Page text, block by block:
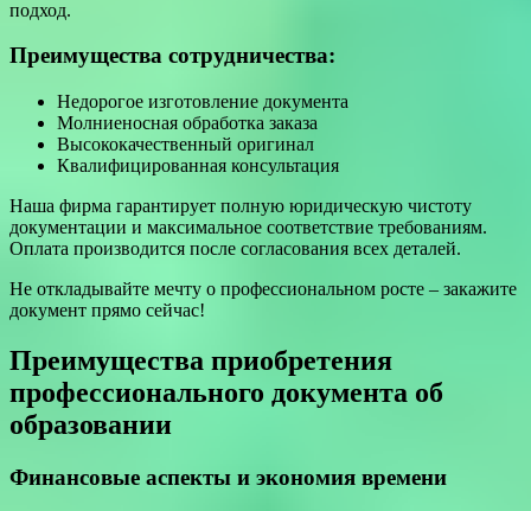
подход.
Преимущества сотрудничества:
Недорогое изготовление документа
Молниеносная обработка заказа
Высококачественный оригинал
Квалифицированная консультация
Наша фирма гарантирует полную юридическую чистоту
документации и максимальное соответствие требованиям.
Оплата производится после согласования всех деталей.
Не откладывайте мечту о профессиональном росте – закажите
документ прямо сейчас!
Преимущества приобретения
профессионального документа об
образовании
Финансовые аспекты и экономия времени